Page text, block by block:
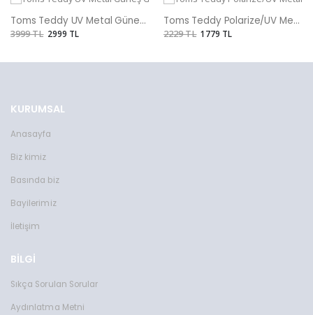
Toms Teddy UV Metal Güneş Gözlüğü
3999 TL 2999 TL
Toms Teddy Polarize/UV Metal Güneş Gözlüğü
2229 TL 1779 TL
KURUMSAL
Anasayfa
Biz kimiz
Basında biz
Bayilerimiz
İletişim
BİLGİ
Sıkça Sorulan Sorular
Aydınlatma Metni